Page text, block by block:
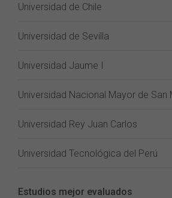
Universidad de Chile
Universidad de Sevilla
Universidad Jaume I
Universidad Nacional Mayor de San
Universidad Rey Juan Carlos
Universidad Tecnológica del Perú
Estudios mejor evaluados